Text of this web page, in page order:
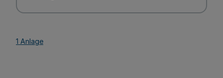
1 Anlage